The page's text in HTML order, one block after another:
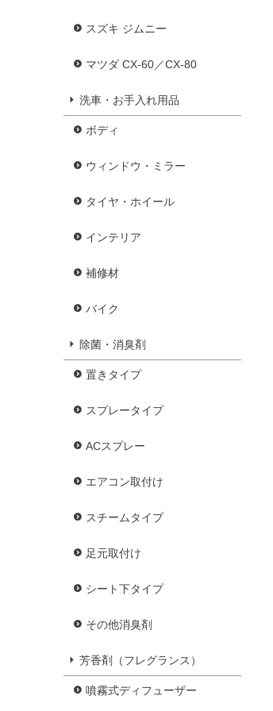
スズキ ジムニー
マツダ CX-60／CX-80
洗車・お手入れ用品
ボディ
ウィンドウ・ミラー
タイヤ・ホイール
インテリア
補修材
バイク
除菌・消臭剤
置きタイプ
スプレータイプ
ACスプレー
エアコン取付け
スチームタイプ
足元取付け
シート下タイプ
その他消臭剤
芳香剤（フレグランス）
噴霧式ディフューザー